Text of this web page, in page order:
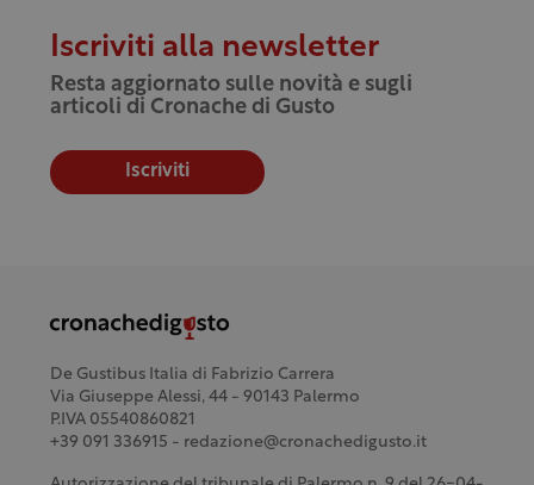
Iscriviti alla newsletter
Resta aggiornato sulle novità e sugli
articoli di Cronache di Gusto
Iscriviti
De Gustibus Italia di Fabrizio Carrera
Via Giuseppe Alessi, 44 - 90143 Palermo
P.IVA 05540860821
+39 091 336915 - redazione@cronachedigusto.it